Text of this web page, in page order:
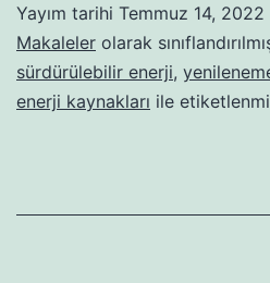
Yayım tarihi Temmuz 14, 2022
Makaleler olarak
sürdürülebilir enerji,
enerji kaynakları ile